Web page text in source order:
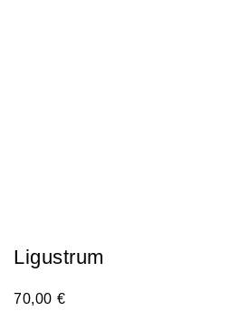
Ligustrum
70,00 €